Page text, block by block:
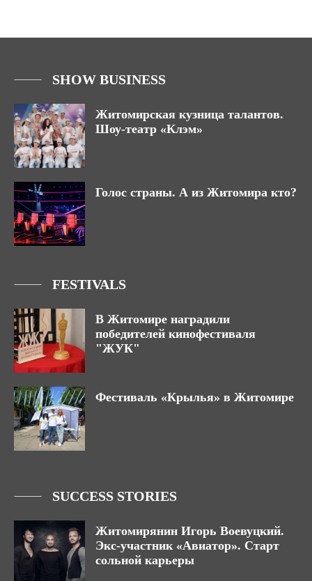
SHOW BUSINESS
Житомирская кузница талантов.
Шоу-театр «Клэм»
Голос страны. А из Житомира кто?
FESTIVALS
В Житомире наградили
победителей кинофестиваля
"ЖУК"
Фестиваль «Крылья» в Житомире
SUCCESS STORIES
Житомирянин Игорь Воевуцкий.
Экс-участник «Авиатор». Старт
сольной карьеры